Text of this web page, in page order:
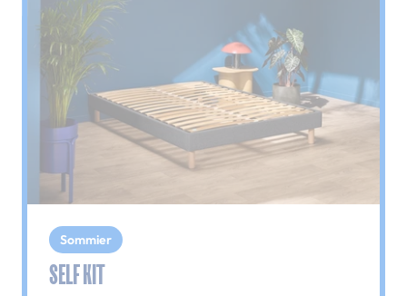
Sommier
SELF KIT